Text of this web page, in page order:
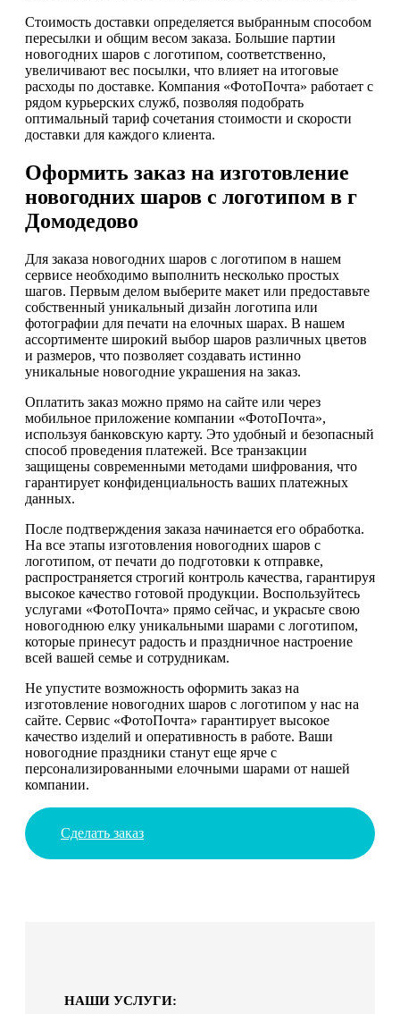
Стоимость доставки определяется выбранным способом
пересылки и общим весом заказа. Большие партии
новогодних шаров с логотипом, соответственно,
увеличивают вес посылки, что влияет на итоговые
расходы по доставке. Компания «ФотоПочта» работает с
рядом курьерских служб, позволяя подобрать
оптимальный тариф сочетания стоимости и скорости
доставки для каждого клиента.
Оформить заказ на изготовление
новогодних шаров с логотипом в г
Домодедово
Для заказа новогодних шаров с логотипом в нашем
сервисе необходимо выполнить несколько простых
шагов. Первым делом выберите макет или предоставьте
собственный уникальный дизайн логотипа или
фотографии для печати на елочных шарах. В нашем
ассортименте широкий выбор шаров различных цветов
и размеров, что позволяет создавать истинно
уникальные новогодние украшения на заказ.
Оплатить заказ можно прямо на сайте или через
мобильное приложение компании «ФотоПочта»,
используя банковскую карту. Это удобный и безопасный
способ проведения платежей. Все транзакции
защищены современными методами шифрования, что
гарантирует конфиденциальность ваших платежных
данных.
После подтверждения заказа начинается его обработка.
На все этапы изготовления новогодних шаров с
логотипом, от печати до подготовки к отправке,
распространяется строгий контроль качества, гарантируя
высокое качество готовой продукции. Воспользуйтесь
услугами «ФотоПочта» прямо сейчас, и украсьте свою
новогоднюю елку уникальными шарами с логотипом,
которые принесут радость и праздничное настроение
всей вашей семье и сотрудникам.
Не упустите возможность оформить заказ на
изготовление новогодних шаров с логотипом у нас на
сайте. Сервис «ФотоПочта» гарантирует высокое
качество изделий и оперативность в работе. Ваши
новогодние праздники станут еще ярче с
персонализированными елочными шарами от нашей
компании.
Сделать заказ
НАШИ УСЛУГИ: